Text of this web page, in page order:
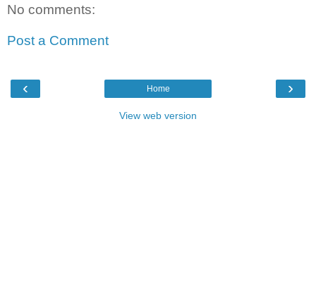
No comments:
Post a Comment
‹ ›
Home
View web version